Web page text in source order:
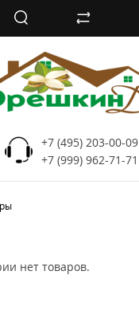
+7 (495) 203-00-09
+7 (999) 962-71-71
нет товаров.